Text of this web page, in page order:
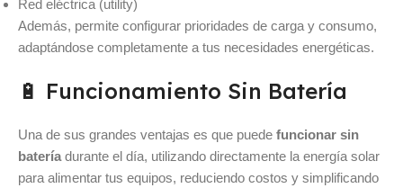
Red eléctrica (utility)
Además, permite configurar prioridades de carga y consumo,
adaptándose completamente a tus necesidades energéticas.
🔋 Funcionamiento Sin Batería
Una de sus grandes ventajas es que puede funcionar sin
batería durante el día, utilizando directamente la energía solar
para alimentar tus equipos, reduciendo costos y simplificando